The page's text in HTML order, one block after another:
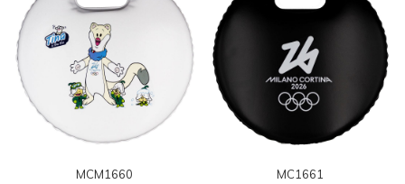
MCM1660 MC1661